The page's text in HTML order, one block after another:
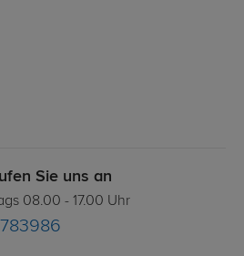
Sie uns an
08.00 - 17.00 Uhr